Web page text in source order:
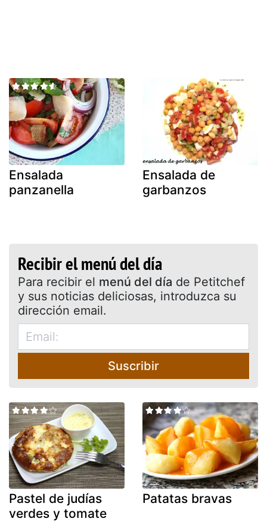
Ensalada
panzanella
Ensalada de
garbanzos
Recibir el menú del día
Para recibir el menú del día de Petitchef
y sus noticias deliciosas, introduzca su
dirección email.
Suscribir
Pastel de judías
verdes y tomate
Patatas bravas